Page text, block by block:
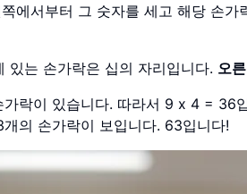
에서부터 그 숫자를 세고 해당 손가
있는 손가락은 십의 자리입니다. 오
락이 있습니다. 따라서 9 x 4 = 36
의 손가락이 보입니다. 63입니다!